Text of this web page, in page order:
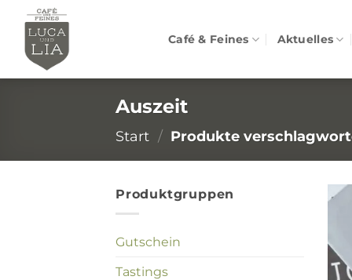
Inhalt
springen
Café & Feines Aktuelles
Auszeit
Start / Produkte
Produktgruppen
Gutschein
Tastings